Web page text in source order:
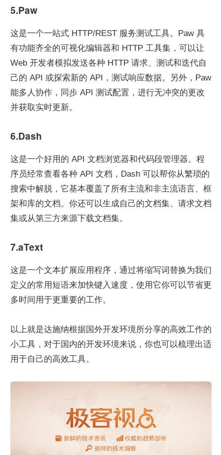
5.Paw
这是一个一站式 HTTP/REST 服务测试工具。Paw 具
有功能齐全的可视化编辑器和 HTTP 工具集，可以让
Web 开发者模拟发送各种 HTTP 请求、测试和迭代自
己的 API 或探索新的 API，测试响应数据。另外，Paw
能多人协作，同步 API 测试配置，进行无冲突的更改
并获取实时更新。
6.Dash
这是一个好用的 API 文档浏览器和代码段管理器。程
序员经常查看各种 API 文档，Dash 可以帮你从繁琐的
搜索中解脱，它基本覆盖了所有主流和非主流语言、框
架和库的文档。你还可以生成自己的文档集、请求文档
集或从第三方来源下载文档集。
7.aText
这是一个文本扩展应用程序，通过将缩写词替换为我们
定义的常用短语来加快键入速度，使用它你可以节省更
多时间用于更重要的工作。
以上就是达施纳根据国外开发环境所分享的高效工作的
小工具，对于国内的开发环境来说，你也可以梳理出适
用于自己的高效工具。